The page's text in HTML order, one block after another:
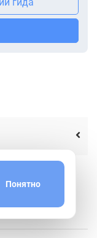
место
Понятно